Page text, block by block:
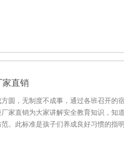
直销
圆，无制度不成事，通过各班召开的
家直销为大家讲解安全教育知识，知
。此标准是孩子们养成良好习惯的指